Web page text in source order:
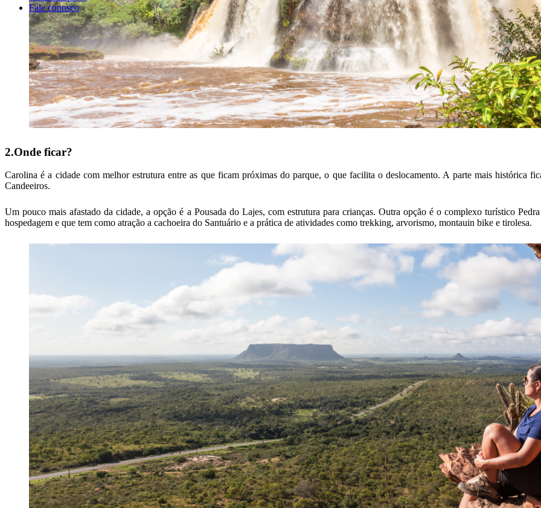
Fale conosco
2.Onde ficar?
Carolina é a cidade com melhor estrutura entre as que ficam próximas do parque, o que facilita o deslocamento. A parte mais histórica
Candeeiros.
Um pouco mais afastado da cidade, a opção é a Pousada do Lajes, com estrutura para crianças. Outra opção é o complexo turístico
hospedagem e que tem como atração a cachoeira do Santuário e a prática de atividades como trekking, arvorismo, montauin bike e tirolesa.